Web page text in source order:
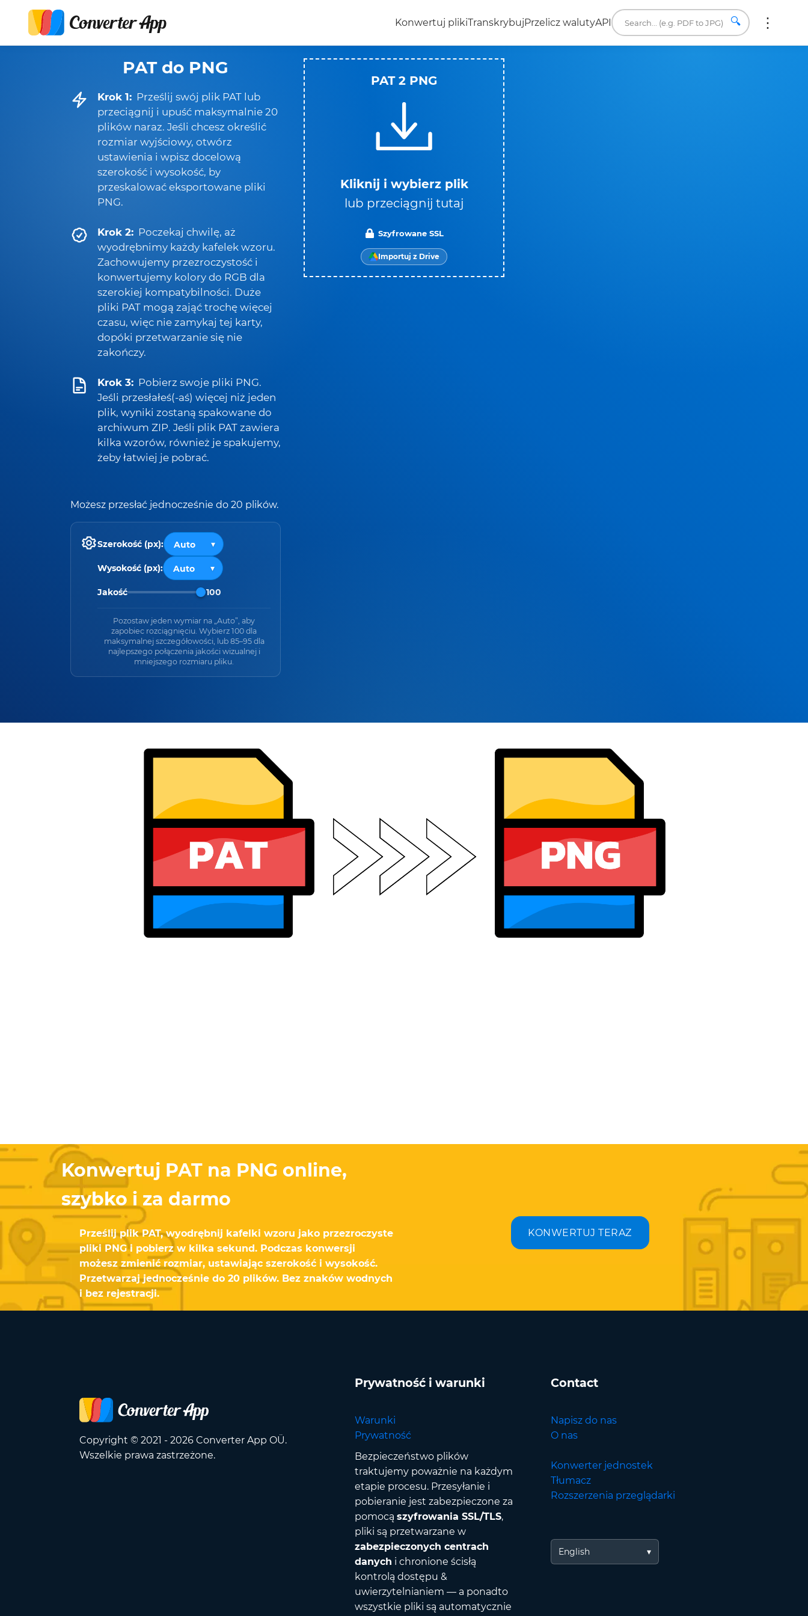
Konwertuj plikiTranskrybujPrzelicz walutyAPI 🔍
PAT do PNG
Krok 1: Prześlij swój plik PAT lub
przeciągnij i upuść maksymalnie 20
plików naraz. Jeśli chcesz określić
rozmiar wyjściowy, otwórz
ustawienia i wpisz docelową
szerokość i wysokość, by
przeskalować eksportowane pliki
PNG.
Krok 2: Poczekaj chwilę, aż
wyodrębnimy każdy kafelek wzoru.
Zachowujemy przezroczystość i
konwertujemy kolory do RGB dla
szerokiej kompatybilności. Duże
pliki PAT mogą zająć trochę więcej
czasu, więc nie zamykaj tej karty,
dopóki przetwarzanie się nie
zakończy.
Krok 3: Pobierz swoje pliki PNG.
Jeśli przesłałeś(-aś) więcej niż jeden
plik, wyniki zostaną spakowane do
archiwum ZIP. Jeśli plik PAT zawiera
kilka wzorów, również je spakujemy,
żeby łatwiej je pobrać.
Możesz przesłać jednocześnie do 20 plików.
Szerokość (px):
Wysokość (px):
Jakość 100
Pozostaw jeden wymiar na „Auto”, aby
zapobiec rozciągnięciu. Wybierz 100 dla
maksymalnej szczegółowości, lub 85–95 dla
najlepszego połączenia jakości wizualnej i
mniejszego rozmiaru pliku.
PAT 2 PNG
Kliknij i wybierz plik
lub przeciągnij tutaj
Szyfrowane SSL
Importuj z Drive
Konwertuj PAT na PNG online,
szybko i za darmo
Prześlij plik PAT, wyodrębnij kafelki wzoru jako przezroczyste
pliki PNG i pobierz w kilka sekund. Podczas konwersji
możesz zmienić rozmiar, ustawiając szerokość i wysokość.
Przetwarzaj jednocześnie do 20 plików. Bez znaków wodnych
i bez rejestracji.
KONWERTUJ TERAZ
Copyright © 2021 - 2026 Converter App OÜ.
Wszelkie prawa zastrzeżone.
Prywatność i warunki
Warunki
Prywatność
Bezpieczeństwo plików
traktujemy poważnie na każdym
etapie procesu. Przesyłanie i
pobieranie jest zabezpieczone za
pomocą szyfrowania SSL/TLS,
pliki są przetwarzane w
zabezpieczonych centrach
danych i chronione ścisłą
kontrolą dostępu &
uwierzytelnianiem — a ponadto
wszystkie pliki są automatycznie
Contact
Napisz do nas
O nas
Konwerter jednostek
Tłumacz
Rozszerzenia przeglądarki
English